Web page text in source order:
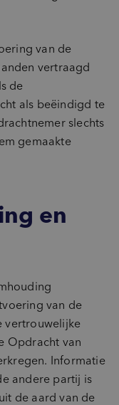
van de
vertraagd
de
als beëindigd te
slechts
gemaakte
en
van de
vertrouwelijke
Opdracht van
Informatie
andere partij is
de aard van de